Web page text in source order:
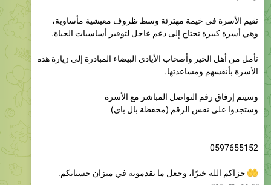
نأمل من أهل الخير وأصحاب الأيادي البيضاء المبادرة إلى زيارة هذه
وسيتم إرفاق رقم التواصل المباشر مع الأسرة
جزاكم الله خيرًا، وجعل ما تقدمونه في ميزان حسناتكم.
مأوى غزة